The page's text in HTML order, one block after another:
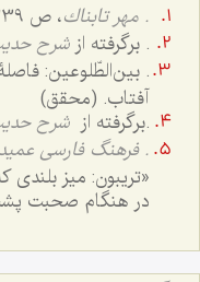
. مهر تابناك، ص 339.
. برگرفته از شرح
. بین‌الطّلوعین:
آفتاب. (محقق)
.برگرفته از شرح
. فرهنگ فارسی عمید
«تریبون: میز
در هنگام صحبت